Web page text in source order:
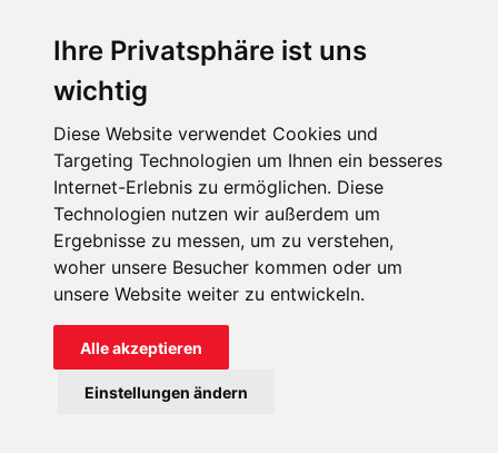
Ihre Privatsphäre ist uns
wichtig
Diese Website verwendet Cookies und
Targeting Technologien um Ihnen ein besseres
Internet-Erlebnis zu ermöglichen. Diese
Technologien nutzen wir außerdem um
Ergebnisse zu messen, um zu verstehen,
woher unsere Besucher kommen oder um
unsere Website weiter zu entwickeln.
Alle akzeptieren
Einstellungen ändern
KIRCHE IN NOT - Österreich
kin@kircheinnot.at
KIN weltweit
Impressum Datenschutz